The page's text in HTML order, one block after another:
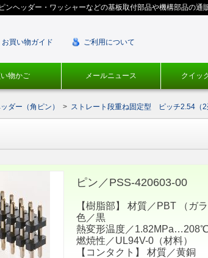
ヘッダー・ワッシャーなどの基板取付部品や機構部品の通
お買い物ガイド ご利用について
物かご メールニュース クイッ
ダー（角ピン） > ストレート段重ね固定型 ピッチ2.54（2
ピン／PSS-420603-00
【樹脂部】 材質／PBT （ガ
色／黒
熱変形温度／1.82MPa…208℃
燃焼性／UL94V-0（材料）
【コンタクト】 材質／黄銅